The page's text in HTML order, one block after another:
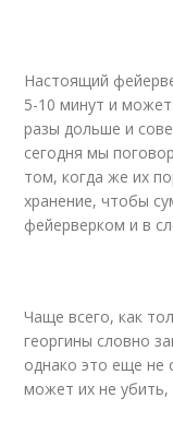
Настоящий
5-10 минут и
разы дольше и
сегодня мы
том, когда же их
хранение, чтобы
фейерверком и в
Чаще всего, как
георгины словно
однако это еще не
может их не